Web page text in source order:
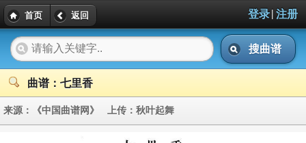
首页 返回 登录| 注册
搜曲谱
曲谱：七里香
来源： 《中国曲谱网》 上传： 秋叶起舞